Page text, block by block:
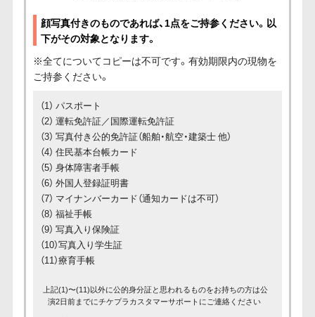
顔写真付きのものであれば、1点をご持参ください。以
下がその対象となります。
※全てについてコピーは不可です。有効期限内の現物を
ご持参ください。
（1） パスポート
（2） 運転免許証／国際運転免許証
（3） 写真付き公的免許証（船舶・航空・建築士 他）
（4） 住民基本台帳カード
（5） 身体障害者手帳
（6） 外国人登録証明書
（7） マイナンバーカード（通知カードは不可）
（8） 福祉手帳
（9） 写真入り保険証
（10）写真入り学生証
（11）療育手帳
上記(1)〜(11)以外に公的身分証と思われるものをお持ちの方は公
演2日前までにチケプラカスタマーサポートにご連絡ください